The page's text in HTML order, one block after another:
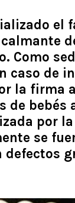
el
Como
caso de
la firma
de bebés
por
se
defectos